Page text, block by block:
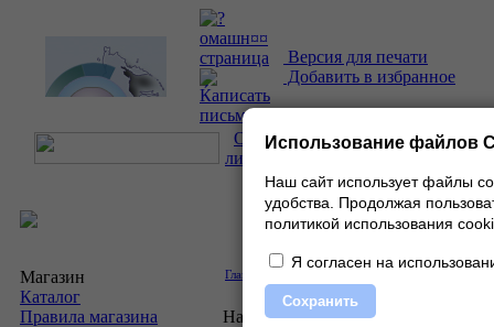
Версия для печати
Добавить в избранное
О проекте| Каталог| Прайс-
лист
Магазин
Каталог
Правила магазина
Главная
Начало продаж Interra
Использование файлов
Наш сайт использует файлы
удобства. Продолжая
политикой использования
Я согласен на
Сохранить